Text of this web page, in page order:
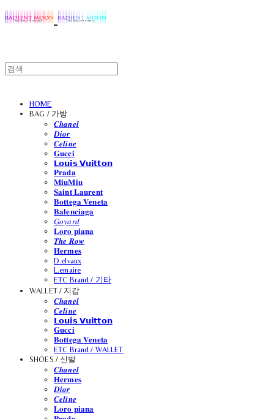
HOME
BAG / 가방
𝑪𝒉𝒂𝒏𝒆𝒍
𝑫𝒊𝒐𝒓
𝑪𝒆𝒍𝒊𝒏𝒆
𝐆𝐮𝐜𝐜𝐢
𝗟𝗼𝘂𝗶𝘀 𝗩𝘂𝗶𝘁𝘁𝗼𝗻
𝐏𝐫𝐚𝐝𝐚
𝐌𝐢𝐮𝐌𝐢𝐮
𝐒𝐚𝐢𝐧𝐭 𝐋𝐚𝐮𝐫𝐞𝐧𝐭
𝐁𝐨𝐭𝐭𝐞𝐠𝐚 𝐕𝐞𝐧𝐞𝐭𝐚
𝐁𝐚𝐥𝐞𝐧𝐜𝐢𝐚𝐠𝐚
𝐺𝑜𝑦𝑎𝑟𝑑
𝐋𝐨𝐫𝐨 𝐩𝐢𝐚𝐧𝐚
𝑻𝒉𝒆 𝑹𝒐𝒘
𝐇𝐞𝐫𝐦𝐞𝐬
D.elvaux
L.emaire
ETC Brand / 기타
WALLET / 지갑
𝑪𝒉𝒂𝒏𝒆𝒍
𝑪𝒆𝒍𝒊𝒏𝒆
𝗟𝗼𝘂𝗶𝘀 𝗩𝘂𝗶𝘁𝘁𝗼𝗻
𝐆𝐮𝐜𝐜𝐢
𝐁𝐨𝐭𝐭𝐞𝐠𝐚 𝐕𝐞𝐧𝐞𝐭𝐚
ETC Brand / WALLET
SHOES / 신발
𝑪𝒉𝒂𝒏𝒆𝒍
𝐇𝐞𝐫𝐦𝐞𝐬
𝑫𝒊𝒐𝒓
𝑪𝒆𝒍𝒊𝒏𝒆
𝐋𝐨𝐫𝐨 𝐩𝐢𝐚𝐧𝐚